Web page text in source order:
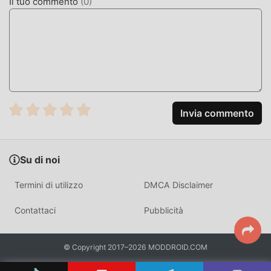
Vocab ielts.2.9 con la funzionalità più completa. Inoltre,
tutte le mod sono state autenticate manualmente da
moddroid, è gratuito e disponibile al 100%. Ora devi solo
scaricare moddroid sul client, puoi scaricare e installare la
versione mod Pro Unlocked IELTS Vocab ielts.2.9 con un
clic, e poi goderti la comodità offerta da IELTS Vocab!
Basta fare clic sul pulsante di download per installare l'APP
moddroid, puoi scaricare direttamente la versione mod
gratuita IELTS Vocab ielts.2.9 nel pacchetto di installazione
moddroid con un clic e ci sono più app mod popolari
Invia commento
Su di noi
Termini di utilizzo DMCA Disclaimer
Contattaci Pubblicità
© Copyright 2017–2026 MODDROID.COM